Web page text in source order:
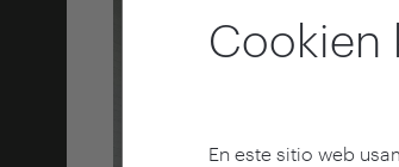
Cookien
En este sitio web